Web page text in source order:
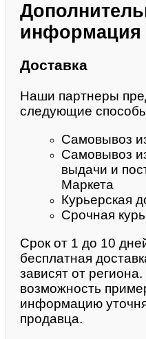
информация
Доставка
Наши партнеры
следующие
Самовывоз
Самовывоз
выдачи и
Маркета
Курьерская
Срочная
Срок от 1 до 10
бесплатная
зависят от
возможность
информацию
продавца.